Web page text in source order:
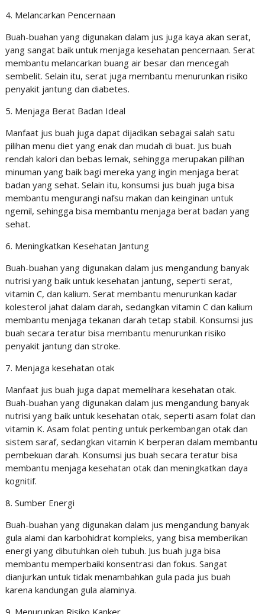
4. Melancarkan Pencernaan
Buah-buahan yang digunakan dalam jus juga kaya akan serat,
yang sangat baik untuk menjaga kesehatan pencernaan. Serat
membantu melancarkan buang air besar dan mencegah
sembelit. Selain itu, serat juga membantu menurunkan risiko
penyakit jantung dan diabetes.
5. Menjaga Berat Badan Ideal
Manfaat jus buah juga dapat dijadikan sebagai salah satu
pilihan menu diet yang enak dan mudah di buat. Jus buah
rendah kalori dan bebas lemak, sehingga merupakan pilihan
minuman yang baik bagi mereka yang ingin menjaga berat
badan yang sehat. Selain itu, konsumsi jus buah juga bisa
membantu mengurangi nafsu makan dan keinginan untuk
ngemil, sehingga bisa membantu menjaga berat badan yang
sehat.
6. Meningkatkan Kesehatan Jantung
Buah-buahan yang digunakan dalam jus mengandung banyak
nutrisi yang baik untuk kesehatan jantung, seperti serat,
vitamin C, dan kalium. Serat membantu menurunkan kadar
kolesterol jahat dalam darah, sedangkan vitamin C dan kalium
membantu menjaga tekanan darah tetap stabil. Konsumsi jus
buah secara teratur bisa membantu menurunkan risiko
penyakit jantung dan stroke.
7. Menjaga kesehatan otak
Manfaat jus buah juga dapat memelihara kesehatan otak.
Buah-buahan yang digunakan dalam jus mengandung banyak
nutrisi yang baik untuk kesehatan otak, seperti asam folat dan
vitamin K. Asam folat penting untuk perkembangan otak dan
sistem saraf, sedangkan vitamin K berperan dalam membantu
pembekuan darah. Konsumsi jus buah secara teratur bisa
membantu menjaga kesehatan otak dan meningkatkan daya
kognitif.
8. Sumber Energi
Buah-buahan yang digunakan dalam jus mengandung banyak
gula alami dan karbohidrat kompleks, yang bisa memberikan
energi yang dibutuhkan oleh tubuh. Jus buah juga bisa
membantu memperbaiki konsentrasi dan fokus. Sangat
dianjurkan untuk tidak menambahkan gula pada jus buah
karena kandungan gula alaminya.